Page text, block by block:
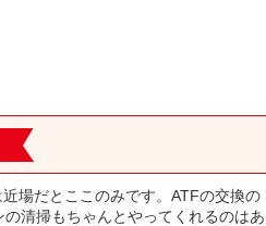
場だとここのみです。ATFの交換の
清掃もちゃんとやってくれるのはあ